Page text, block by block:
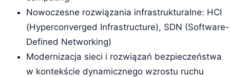
Nowoczesne rozwiązania infrastrukturalne: HCI
(Hyperconverged Infrastructure), SDN (Software-
Defined Networking)
Modernizacja sieci i rozwiązań bezpieczeństwa
w kontekście dynamicznego wzrostu ruchu